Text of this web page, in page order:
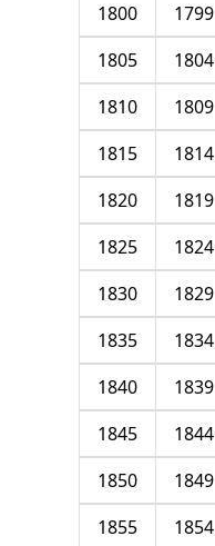
1799
1800
1804
1805
1809
1810
1814
1815
1819
1820
1824
1825
1829
1830
1834
1835
1839
1840
1844
1845
1849
1850
1854
1855